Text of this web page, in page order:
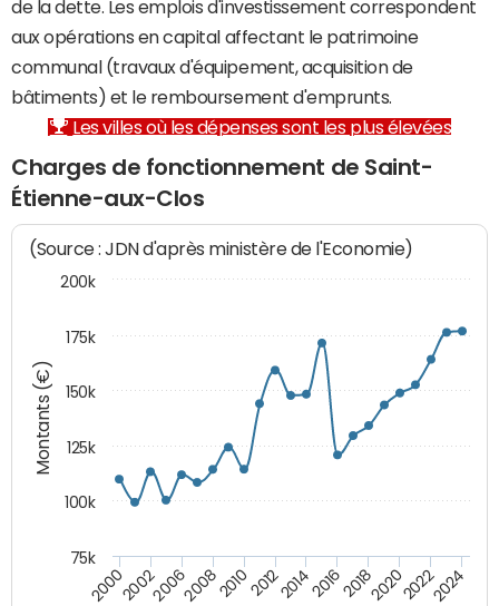
de la dette. Les emplois d'investissement correspondent
aux opérations en capital affectant le patrimoine
communal (travaux d'équipement, acquisition de
bâtiments) et le remboursement d'emprunts.
Les villes où les dépenses sont les plus élevées
Charges de fonctionnement de Saint-
Étienne-aux-Clos
Montants (€)
(Source : JDN d'après ministère de l'Economie)
200020022006200820102012201420162018202020222024
75k
100k
125k
150k
175k
200k